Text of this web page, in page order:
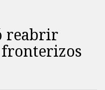
reabrir
fronterizos